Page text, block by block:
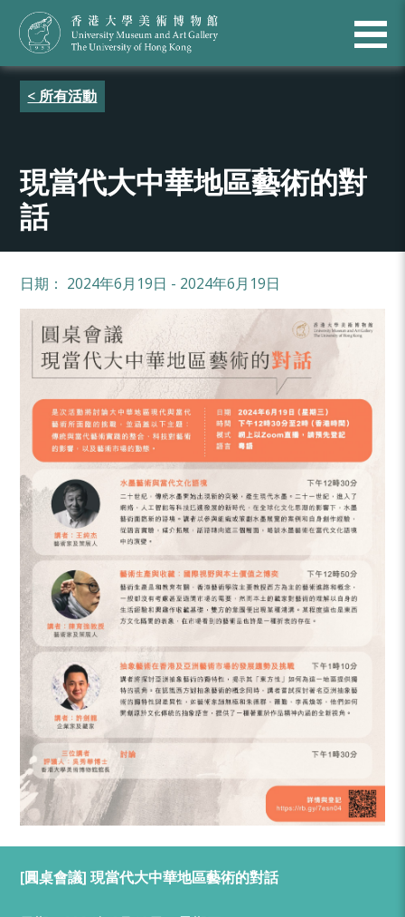
< 所有活動
現當代大中華地區藝術的對
話
日期： 2024年6月19日 - 2024年6月19日
[圓桌會議] 現當代大中華地區藝術的對話